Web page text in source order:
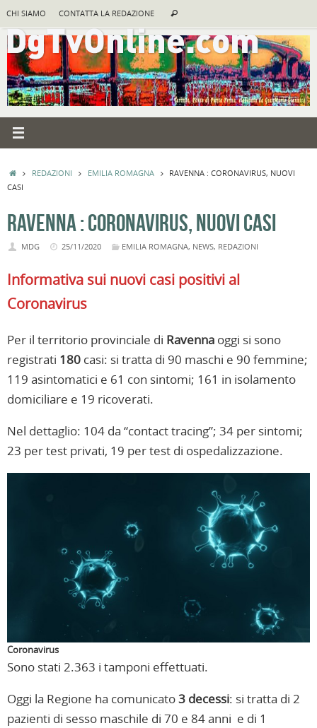
contenuto
CHI SIAMO CONTATTA LA REDAZIONE Cerca
HOMEREDAZIONI EMILIA ROMAGNA
RAVENNA : CORONAVIRUS, NUOVI
CASI
RAVENNA : CORONAVIRUS, NUOVI CASI
MDG 25/11/2020 EMILIA ROMAGNA, NEWS, REDAZIONI
Informativa sui nuovi casi positivi al
Coronavirus
Per il territorio provinciale di Ravenna oggi si sono
registrati 180 casi: si tratta di 90 maschi e 90 femmine;
119 asintomatici e 61 con sintomi; 161 in isolamento
domiciliare e 19 ricoverati.
Nel dettaglio: 104 da “contact tracing”; 34 per sintomi;
23 per test privati, 19 per test di ospedalizzazione.
Coronavirus
Sono stati 2.363 i tamponi effettuati.
Oggi la Regione ha comunicato3 decessi: si tratta di 2
pazienti di sesso maschile di 70 e 84 anni e di 1